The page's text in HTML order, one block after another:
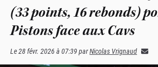
(33 points, 16 rebonds)
Pistons face aux Cavs
Le28 févr. 2026 à 07:39parNicolas Vrignaud